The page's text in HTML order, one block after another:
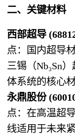
二、关键材料
西部超导
点：国内超导
三锡（Nb₃Sn
体系统的核心材
永鼎股份
点：在高温超
线适用于未来